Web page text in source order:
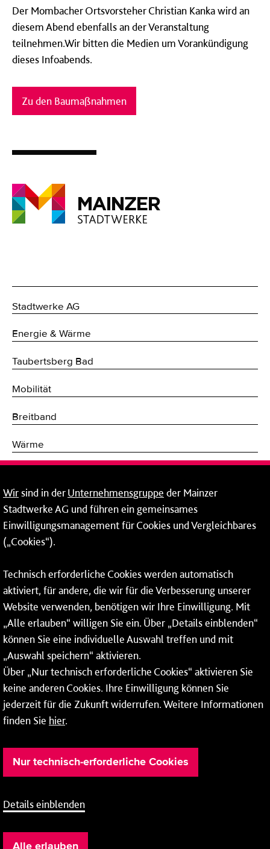
Der Mombacher Ortsvorsteher Christian Kanka wird an
diesem Abend ebenfalls an der Veranstaltung
teilnehmen.Wir bitten die Medien um Vorankündigung
dieses Infoabends.
Zu den Baumaßnahmen
Stadtwerke AG
Energie & Wärme
Taubertsberg Bad
Mobilität
Breitband
Wärme
Erneuerbare Energien
Netze
Rheinallee 41
55118 Mainz
Tel.:06131 - 12 78 78
Fax: 06131 - 12 78 77
Wirsind in derUnternehmensgruppe der Mainzer
Stadtwerke AG und führen ein gemeinsames
Einwilligungsmanagement für Cookies und Vergleichbares
(„Cookies“).
Technisch erforderliche Cookies werden automatisch
aktiviert, für andere, die wir für die Verbesserung unserer
Website verwenden, benötigen wir Ihre Einwilligung. Mit
„Alle erlauben“ willigen Sie ein. Über „Details einblenden“
können Sie eine individuelle Auswahl treffen und mit
„Auswahl speichern“ aktivieren.
Über „Nur technisch erforderliche Cookies“ aktivieren Sie
keine anderen Cookies. Ihre Einwilligung können Sie
jederzeit für die Zukunft widerrufen. Weitere Informationen
finden Sie hier.
Nur technisch-erforderliche Cookies
Details einblenden
Alle erlauben